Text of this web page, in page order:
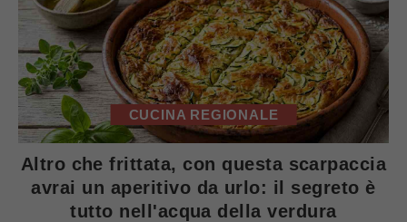
CUCINA REGIONALE
Altro che frittata, con questa scarpaccia
avrai un aperitivo da urlo: il segreto è
tutto nell'acqua della verdura